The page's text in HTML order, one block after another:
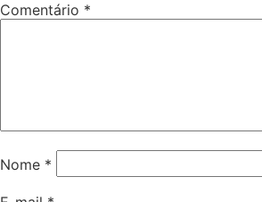
Comentário *
Nome *